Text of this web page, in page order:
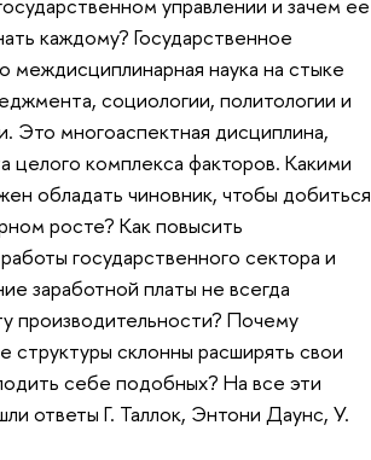
каждому? Государственное
междисциплинарная наука на стыке
социологии, политологии и
Это многоаспектная дисциплина,
целого комплекса факторов. Какими
обладать чиновник, чтобы добиться
росте? Как повысить
государственного сектора и
заработной платы не всегда
производительности? Почему
структуры склонны расширять свои
себе подобных? На все эти
ответы Г. Таллок, Энтони Даунс, У.